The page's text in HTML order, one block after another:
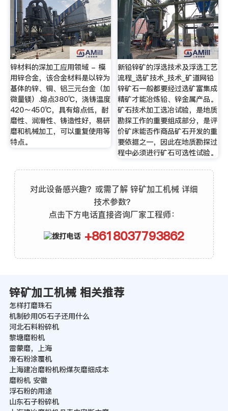
锌材料的深加工应用领域 - 模
用锌合金，该合金材料是以锌为
基体的锌、铜、铝三元台金（加
微量镁）.熔点380℃，浇铸温度
420～450℃，具有熔点低，耐
磨性、润滑性、铸造性好，易研
磨和机械加工，可以重复使用等
特点。
新铅锌矿的浮选技术及浮选工艺
流程_选矿技术_技术_矿道网铅
锌矿石一般都要经过选矿富集成
精矿才能冶炼铅、锌金属产品。
矿石技术加工选冶试验，是地质
勘探工作的重要组成部分，是评
价矿床能否作商品矿石开发的重
要依据之一，因此在地质勘探过
程中必须进行矿石可选性试验。
对此设备感兴趣？或需了解 锌矿加工机械 详细
技术参数？
点击下方电话直接咨询厂家工程师：
+8618037793862
锌矿加工机械 相关推荐
怎样打磨珠石
机制砂用05石子还用什么
河北石料粉碎机
黎塘磨粉机
雷蒙磨，上海
滑石粉涂覆机
上海建冶磨粉机粉煤灰磨细成本
磨粉机 安徽
浮石粉的用途
山东石子粉碎机